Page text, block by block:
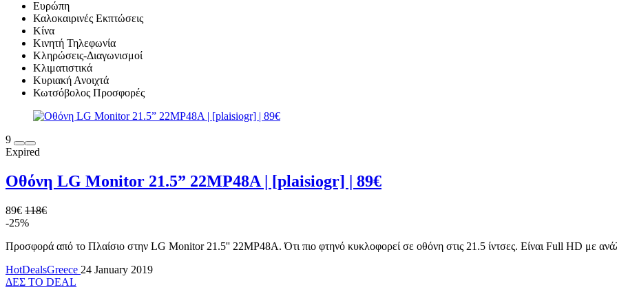
Ευρώπη
Καλοκαιρινές Εκπτώσεις
Κίνα
Κινητή Τηλεφωνία
Κληρώσεις-Διαγωνισμοί
Κλιματιστικά
Κυριακή Ανοιχτά
Κωτσόβολος Προσφορές
9
Expired
Οθόνη LG Monitor 21.5” 22MP48A | [plaisiogr] | 89€
89€ 118€
-25%
Προσφορά από το Πλαίσιο στην LG Monitor 21.5'' 22MP48A. Ότι πιο φτηνό κυκλοφορεί σε οθόνη στις 21.5 ίντσες. Είναι Full HD με
HotDealsGreece 24 January 2019
ΔΕΣ ΤΟ DEAL